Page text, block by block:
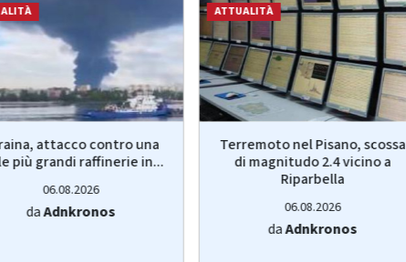
attacco contro una
più grandi raffinerie in...
06.08.2026
daAdnkronos
ATTUALITÀ
Terremoto nel Pisano, scossa
di magnitudo 2.4 vicino a
Riparbella
06.08.2026
daAdnkronos